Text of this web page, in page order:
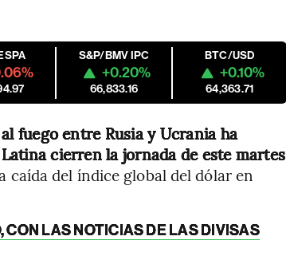
S&P/BMV IPC
+0.20%
66,833.16
BTC/USD
+0.10%
64,363.71
fuego entre Rusia y Ucrania ha
cierren la jornada de este martes
del índice global del dólar en
LAS NOTICIAS DE LAS DIVISAS